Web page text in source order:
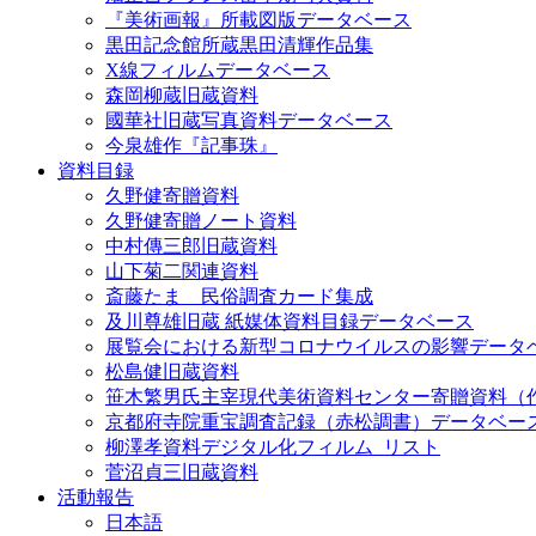
『美術画報』所載図版データベース
黒田記念館所蔵黒田清輝作品集
X線フィルムデータベース
森岡柳蔵旧蔵資料
國華社旧蔵写真資料データベース
今泉雄作『記事珠』
資料目録
久野健寄贈資料
久野健寄贈ノート資料
中村傳三郎旧蔵資料
山下菊二関連資料
斎藤たま 民俗調査カード集成
及川尊雄旧蔵 紙媒体資料目録データベース
展覧会における新型コロナウイルスの影響データ
松島健旧蔵資料
笹木繁男氏主宰現代美術資料センター寄贈資料（
京都府寺院重宝調査記録（赤松調書）データベー
柳澤孝資料デジタル化フィルム_リスト
菅沼貞三旧蔵資料
活動報告
日本語